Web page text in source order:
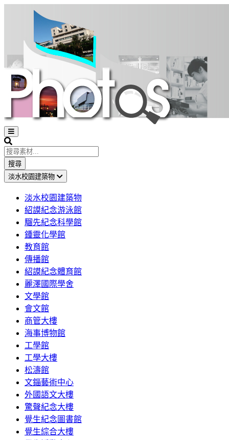
Open
sidebar
Search
搜尋
淡水校園建築物
淡水校園建築物
紹謨紀念游泳館
騮先紀念科學館
鍾靈化學館
教育館
傳播館
紹謨紀念體育館
麗澤國際學舍
文學館
會文館
商管大樓
海事博物館
工學館
工學大樓
松濤館
文錙藝術中心
外國語文大樓
驚聲紀念大樓
覺生紀念圖書館
覺生綜合大樓